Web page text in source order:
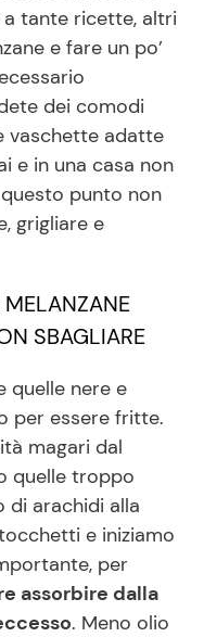
Piatti
Facili e Veloci
Feste
per Bambini
tante ricette, altri
e fare un po’
dei comodi
vaschette adatte
e in una casa non
punto non
grigliare e
SBAGLIARE
quelle nere e
per essere fritte.
magari dal
quelle troppo
di arachidi alla
e iniziamo
per
assorbire dalla
. Meno olio